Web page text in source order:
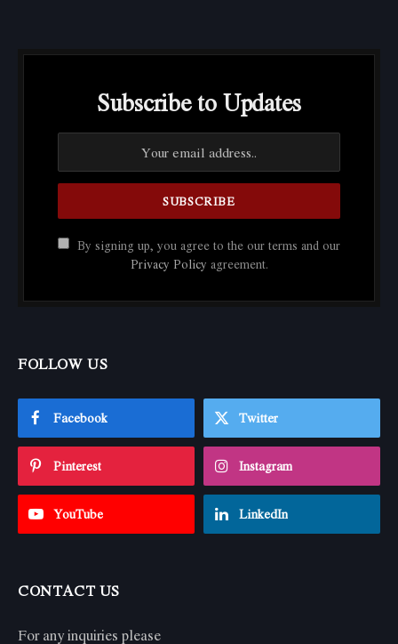
Subscribe to Updates
By signing up, you agree to the our terms and our
Privacy Policy agreement.
FOLLOW US
Facebook Twitter
Pinterest Instagram
YouTube LinkedIn
CONTACT US
For any inquiries please